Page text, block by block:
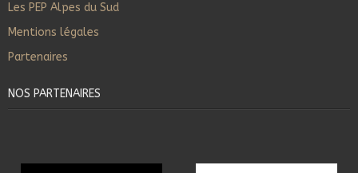
Les PEP Alpes du Sud
Mentions légales
Partenaires
NOS PARTENAIRES